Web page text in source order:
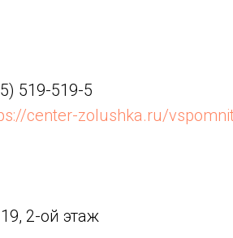
519-519-5
center-zolushka.ru/
2-ой этаж